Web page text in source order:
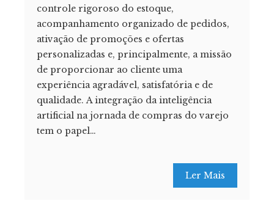
controle rigoroso do estoque,
acompanhamento organizado de pedidos,
ativação de promoções e ofertas
personalizadas e, principalmente, a missão
de proporcionar ao cliente uma
experiência agradável, satisfatória e de
qualidade. A integração da inteligência
artificial na jornada de compras do varejo
tem o papel…
Ler Mais